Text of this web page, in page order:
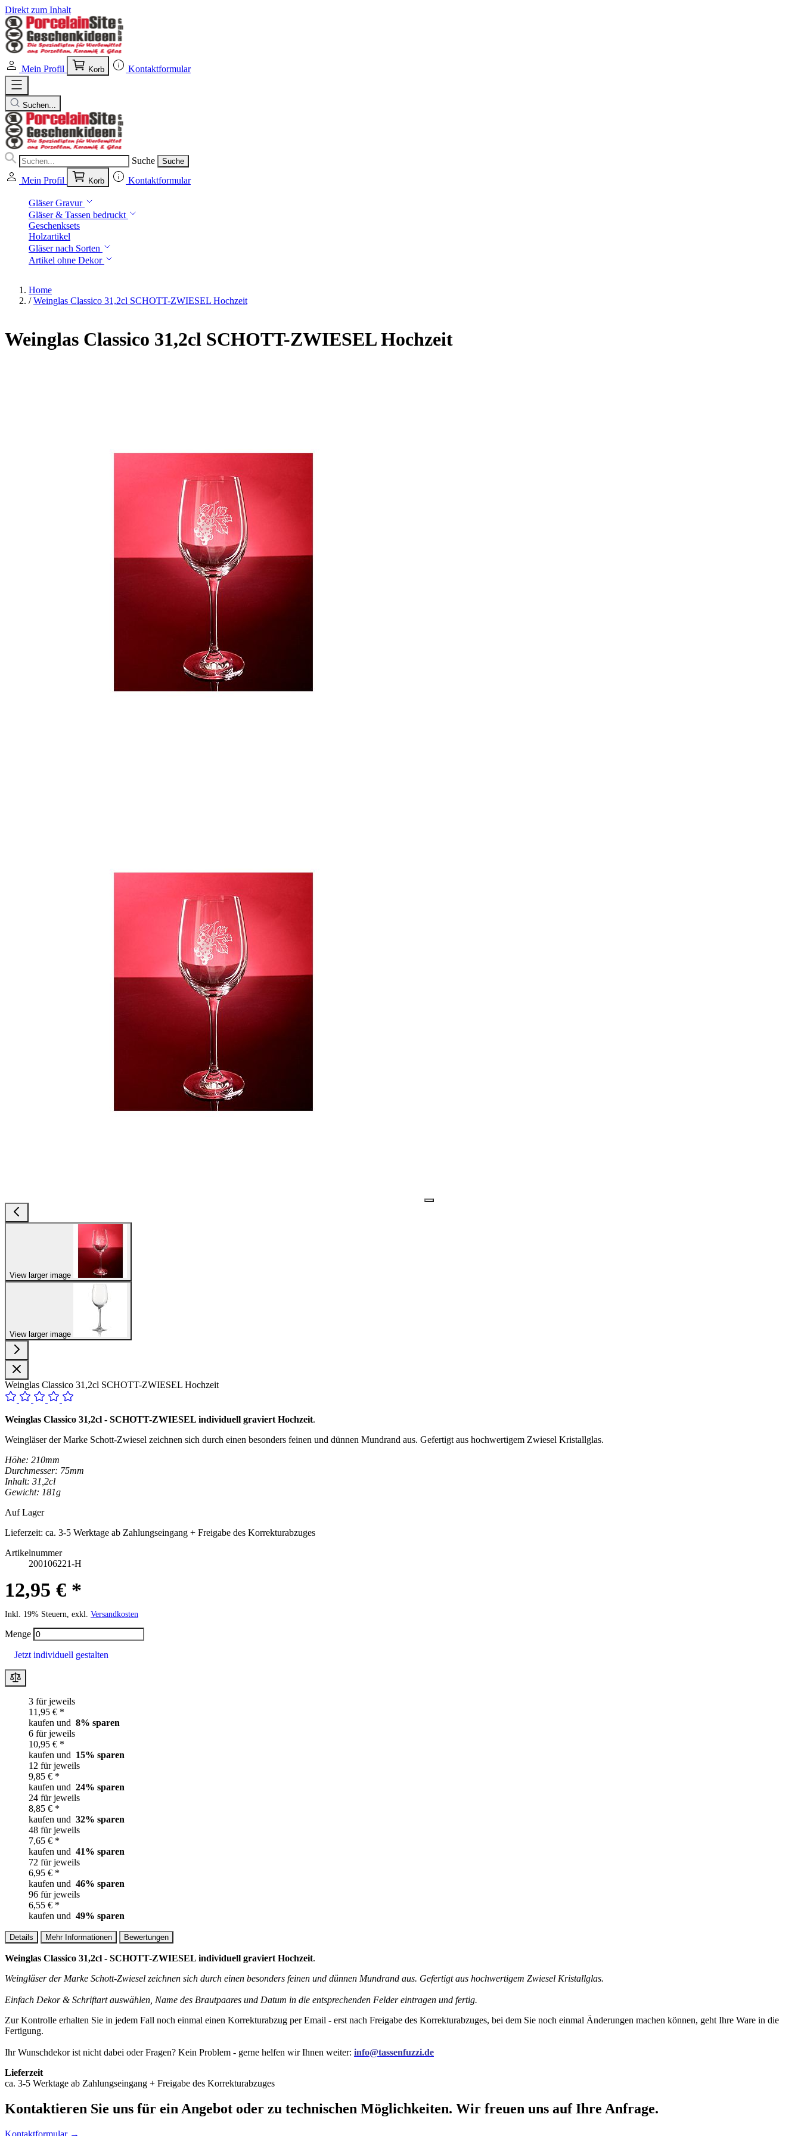
Direkt zum Inhalt
Mein Profil Korb Kontaktformular
Suchen...
Suche Suche
Mein Profil Korb Kontaktformular
Gläser Gravur
Gläser & Tassen bedruckt
Geschenksets
Holzartikel
Gläser nach Sorten
Artikel ohne Dekor
Home
/ Weinglas Classico 31,2cl SCHOTT-ZWIESEL Hochzeit
Weinglas Classico 31,2cl SCHOTT-ZWIESEL Hochzeit
View larger image
View larger image
Weinglas Classico 31,2cl SCHOTT-ZWIESEL Hochzeit
Weinglas Classico 31,2cl - SCHOTT-ZWIESEL individuell graviert Hochzeit.
Weingläser der Marke Schott-Zwiesel zeichnen sich durch einen besonders feinen und dünnen Mundrand aus. Gefertigt aus hochwertigem Zwiesel Kristallglas.
Höhe: 210mm
Durchmesser: 75mm
Inhalt: 31,2cl
Gewicht: 181g
Auf Lager
Lieferzeit: ca. 3-5 Werktage ab Zahlungseingang + Freigabe des Korrekturabzuges
Artikelnummer
200106221-H
12,95 € *
Inkl. 19% Steuern, exkl. Versandkosten
Menge
Jetzt individuell gestalten
3 für jeweils
11,95 € *
kaufen und 8% sparen
6 für jeweils
10,95 € *
kaufen und 15% sparen
12 für jeweils
9,85 € *
kaufen und 24% sparen
24 für jeweils
8,85 € *
kaufen und 32% sparen
48 für jeweils
7,65 € *
kaufen und 41% sparen
72 für jeweils
6,95 € *
kaufen und 46% sparen
96 für jeweils
6,55 € *
kaufen und 49% sparen
Details Mehr Informationen Bewertungen
Weinglas Classico 31,2cl - SCHOTT-ZWIESEL individuell graviert Hochzeit.
Weingläser der Marke Schott-Zwiesel zeichnen sich durch einen besonders feinen und dünnen Mundrand aus. Gefertigt aus hochwertigem Zwiesel Kristallglas.
Einfach Dekor & Schriftart auswählen, Name des Brautpaares und Datum in die entsprechenden Felder eintragen und fertig.
Zur Kontrolle erhalten Sie in jedem Fall noch einmal einen Korrekturabzug per Email - erst nach Freigabe des Korrekturabzuges, bei dem Sie noch einmal Änderungen machen können, geht Ihre Ware in die
Fertigung.
Ihr Wunschdekor ist nicht dabei oder Fragen? Kein Problem - gerne helfen wir Ihnen weiter: info@tassenfuzzi.de
Lieferzeit
ca. 3-5 Werktage ab Zahlungseingang + Freigabe des Korrekturabzuges
Kontaktieren Sie uns für ein Angebot oder zu technischen Möglichkeiten. Wir freuen uns auf Ihre Anfrage.
Kontaktformular →